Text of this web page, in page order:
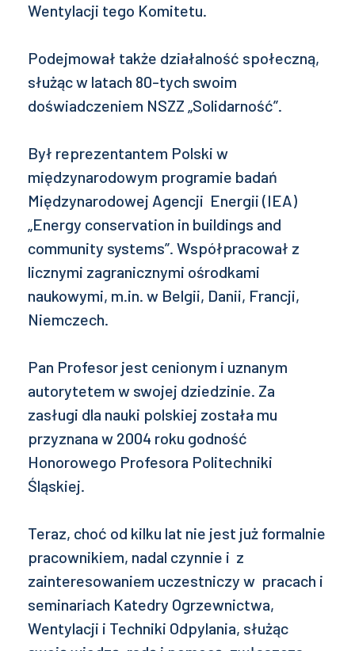
Wentylacji tego Komitetu.
Podejmował także działalność społeczną,
służąc w latach 80-tych swoim
doświadczeniem NSZZ „Solidarność”.
Był reprezentantem Polski w
międzynarodowym programie badań
Międzynarodowej Agencji Energii (IEA)
„Energy conservation in buildings and
community systems”. Współpracował z
licznymi zagranicznymi ośrodkami
naukowymi, m.in. w Belgii, Danii, Francji,
Niemczech.
Pan Profesor jest cenionym i uznanym
autorytetem w swojej dziedzinie. Za
zasługi dla nauki polskiej została mu
przyznana w 2004 roku godność
Honorowego Profesora Politechniki
Śląskiej.
Teraz, choć od kilku lat nie jest już formalnie
pracownikiem, nadal czynnie i z
zainteresowaniem uczestniczy w pracach i
seminariach Katedry Ogrzewnictwa,
Wentylacji i Techniki Odpylania, służąc